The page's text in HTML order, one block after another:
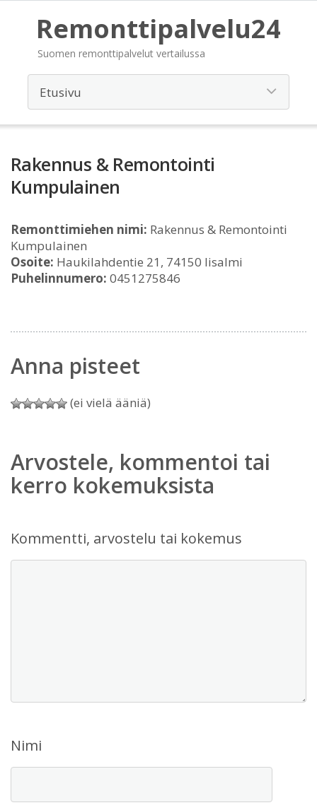
Remonttipalvelu24
Suomen remonttipalvelut vertailussa
Rakennus & Remontointi
Kumpulainen
Remonttimiehen nimi: Rakennus & Remontointi
Kumpulainen
Osoite: Haukilahdentie 21, 74150 Iisalmi
Puhelinnumero: 0451275846
Anna pisteet
(ei vielä ääniä)
Arvostele, kommentoi tai
kerro kokemuksista
Kommentti, arvostelu tai kokemus
Nimi